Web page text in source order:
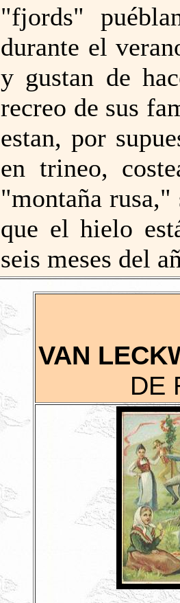
"fjords"
durante el
y gustan de
recreo de sus
estan, por
en trineo,
"montaña rusa,"
que el hielo
seis meses del
VAN
DE